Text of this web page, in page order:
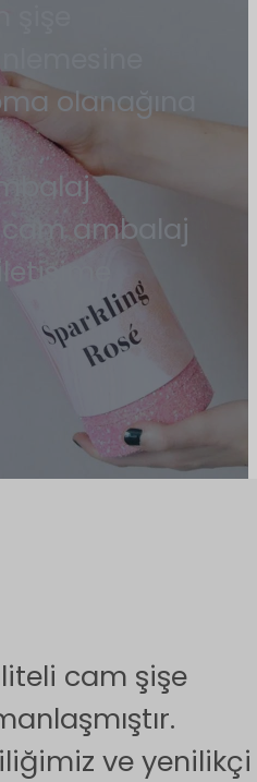
olanağına
cam ambalaj
cam şişe
ve yenilikçi